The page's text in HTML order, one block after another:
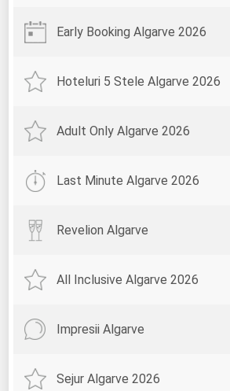
Early Booking Algarve 2026
Hoteluri 5 Stele Algarve 2026
Adult Only Algarve 2026
Last Minute Algarve 2026
Revelion Algarve
All Inclusive Algarve 2026
Impresii Algarve
Sejur Algarve 2026